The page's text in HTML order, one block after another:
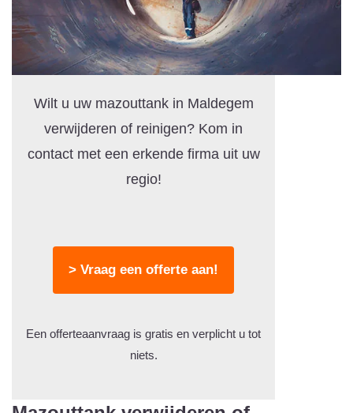
Wilt u uw mazouttank in Maldegem
verwijderen of reinigen? Kom in
contact met een erkende firma uit uw
regio!
> Vraag een offerte aan!
Een offerteaanvraag is gratis en verplicht u tot
niets.